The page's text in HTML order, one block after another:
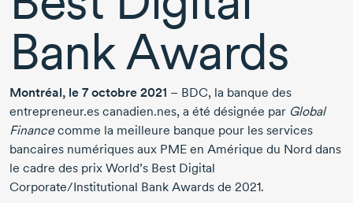
Bank Awards
Montréal, le 7 octobre 2021 – BDC, la banque des
entrepreneur.es canadien.nes, a été désignée par Global
Finance comme la meilleure banque pour les services
bancaires numériques aux PME en Amérique du Nord dans
le cadre des prix World’s Best Digital
Corporate/Institutional Bank Awards de 2021.